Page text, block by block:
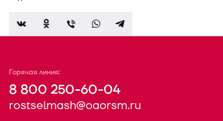
Горячая линия:
8 800 250-60-04
rostselmash@oaorsm.ru